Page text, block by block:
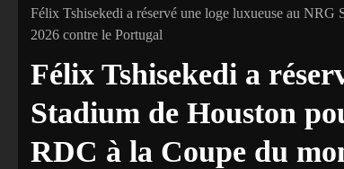
Félix Tshisekedi a réservé une loge luxueuse au
2026 contre le Portugal
Félix Tshisekedi a
Stadium de Houston
RDC à la Coupe du